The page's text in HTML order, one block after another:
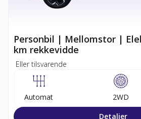
Personbil | Mellomstor |
km rekkevidde
Eller tilsvarende
Automat 2WD
Detaljer